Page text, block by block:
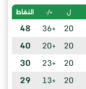
ل +/- النقاط
20
+36
48
20
+20
40
20
+23
30
20
+13
29